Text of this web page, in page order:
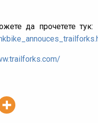
да прочетете тук: